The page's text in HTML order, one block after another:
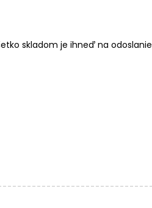
skladom je ihneď na odoslanie